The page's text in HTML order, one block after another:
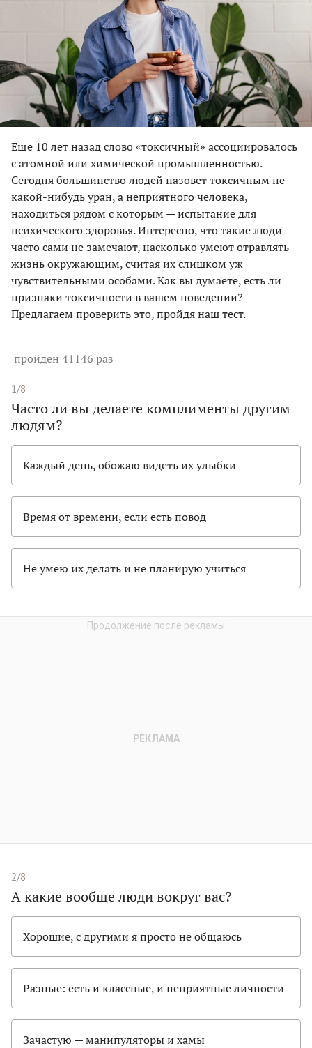
Еще 10 лет назад слово «токсичный» ассоциировалось
с атомной или химической промышленностью.
Сегодня большинство людей назовет токсичным не
какой-нибудь уран, а неприятного человека,
находиться рядом с которым — испытание для
психического здоровья. Интересно, что такие люди
часто сами не замечают, насколько умеют отравлять
жизнь окружающим, считая их слишком уж
чувствительными особами. Как вы думаете, есть ли
признаки токсичности в вашем поведении?
Предлагаем проверить это, пройдя наш тест.
пройден 41146 раз
1/8
Часто ли вы делаете комплименты другим
людям?
Каждый день, обожаю видеть их улыбки
Время от времени, если есть повод
Не умею их делать и не планирую учиться
2/8
А какие вообще люди вокруг вас?
Хорошие, с другими я просто не общаюсь
Разные: есть и классные, и неприятные личности
Зачастую — манипуляторы и хамы